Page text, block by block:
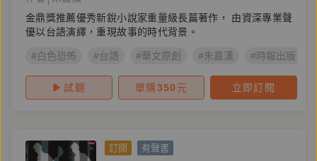
金鼎獎推薦優秀新銳小說家重量級長篇著作， 由資深專業聲
優以台語演繹，重現故事的時代背景。
#白色恐怖 #台語 #華文原創 #朱嘉漢 #時報出版
試聽 單購350 元 立即訂閱
訂閱 有聲書